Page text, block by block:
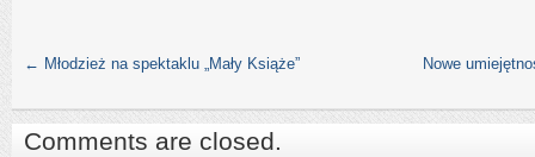
← Młodzież na spektaklu „Mały Książe” Nowe
Comments are closed.